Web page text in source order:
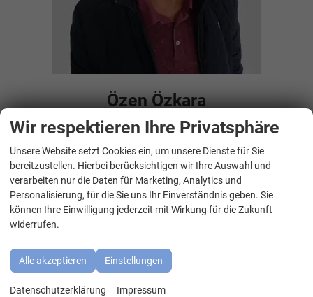
Özen Özkara
Senior Chef
Telefonnummer: 07181 - 47695 15
E-Mailadresse:
info@autohausrems.de
Fahrzeugnr.
Audi
Wir respektieren Ihre Privatsphäre
Unsere Website setzt Cookies ein, um unsere Dienste für Sie
bereitzustellen. Hierbei berücksichtigen wir Ihre Auswahl und
verarbeiten nur die Daten für Marketing, Analytics und
Personalisierung, für die Sie uns Ihr Einverständnis geben. Sie
können Ihre Einwilligung jederzeit mit Wirkung für die Zukunft
widerrufen.
Alle akzeptieren Einstellungen
Datenschutzerklärung Impressum